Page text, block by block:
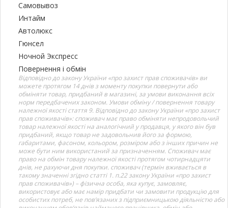
Самовывоз
Интайм
Автолюкс
Гюнсел
Ночной Экспресс
Повернення і обмін
Відповідно до закону України «про захист прав споживачів» ви
можете протягом 14 днів з моменту покупки повернути або
обміняти товар, придбаний в магазині, за умови виконання всіх
норм передбачених законом. Умови обміну / повернення товару
належної якості стаття 9. Відповідно до закону України «про захист
прав споживачів»: споживач має право обміняти непродовольчий
товар належної якості на аналогічний у продавця, у якого він був
придбаний, якщо товар не задовольнив його за формою,
габаритами, фасоном, кольором, розміром або з інших причин не
може бути ним використаний за призначенням. Споживач має
право на обмін товару належної якості протягом чотирнадцяти
днів, не рахуючи дня покупки. споживач (термін вживається в
такому значенні згідно статті 1. п.22 закону України «про захист
прав споживачів») – фізична особа, яка купує, замовляє,
використовує або має намір придбати чи замовити продукцію для
особистих потреб, не пов’язаних з підприємницькою діяльністю або